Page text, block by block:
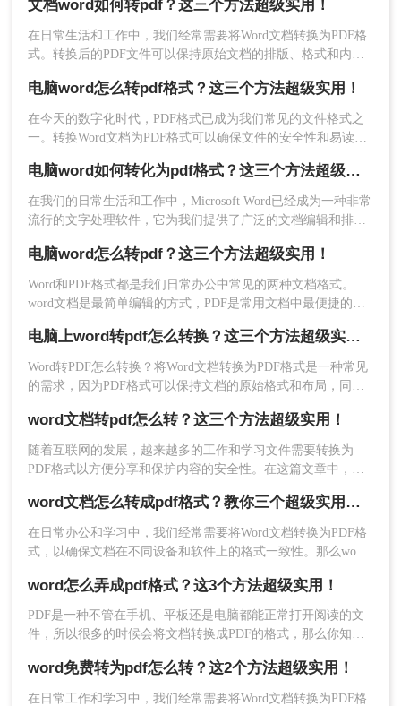
需要注意的是，在线工具可能存在数据安全风险，
信息和文件内容。
三、使用第三方PDF转换软件
如果您需要更高级的PDF转换功能，例如批量转
方PDF转换软件。以下是使用转转大师PDF转换软
件进行Word转PDF的步骤：
1、官网下载客户端
2、选择PDF转换-Word转PDF，支持上传doc、
docx、xps格式的文件进行转换。
输和分享后没有乱码问题。那么，word如何转pdf格式呢？接下
来分享三种实用的转换方法，让我们一起来看看。
文档word如何转pdf？这三个方法超级实用！
在日常生活和工作中，我们经常需要将Word文档转换为PDF格
式。转换后的PDF文件可以保持原始文档的排版、格式和内
何转pdf方法，帮助您轻松实现转换。
电脑word怎么转pdf格式？这三个方法超级实用！
在今天的数字化时代，PDF格式已成为我们常见的文件格式之
一。转换Word文档为PDF格式可以确保文件的安全性和易读
种简便的方法。
电脑word如何转化为pdf格式？这三个方法超级实用！
在我们的日常生活和工作中，Microsoft Word已经成为一种非常
流行的文字处理软件，它为我们提供了广泛的文档编辑和排版
式，以便在不同的设备和环境中阅读和编辑。本文将向您介绍
电脑word如何转化为pdf格式方法，帮助您将电脑上的Word文
件转化为PDF格式。
电脑word怎么转pdf？这三个方法超级实用！
Word和PDF格式都是我们日常办公中常见的两种文档格式。
word文档是最简单编辑的方式，PDF是常用文档中最便捷的阅
打印效果，因此它们之间的格式转换也是必不可少。下面总结
了二种电脑word怎么转pdf的方法进行转换，掌握后一定对你的
办公技巧提升有帮助~
电脑上word转pdf怎么转换？这三个方法超级实用！
Word转PDF怎么转换？​将Word文档转换为PDF格式是一种常见
的需求，因为PDF格式可以保持文档的原始格式和布局，同时
上word转pdf怎么转换的方法，下面一起看看吧。
word文档转pdf怎么转？这三个方法超级实用！
随着互联网的发展，越来越多的工作和学习文件需要转换为
PDF格式以方便分享和保护内容的安全性。在这篇文章中，我
的情况下完成转换。
word文档怎么转成pdf格式？教你三个超级实用的方法！
在日常办公和学习中，我们经常需要将Word文档转换为PDF格
式，以确保文档在不同设备和软件上的格式一致性。那么word
PDF格式的方法。
word怎么弄成pdf格式？这3个方法超级实用！
PDF是一种不管在手机、平板还是电脑都能正常打开阅读的文
件，所以很多的时候会将文档转换成PDF的格式，那么你知道
会帮助到你，一起来了解一下word转pdf的方法吧。
word免费转为pdf怎么转？这2个方法超级实用！
在日常工作和学习中，我们经常需要将Word文档转换为PDF格